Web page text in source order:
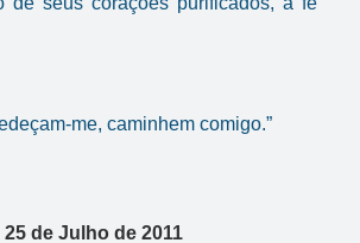
me, caminhem comigo.”
25 de Julho de 2011